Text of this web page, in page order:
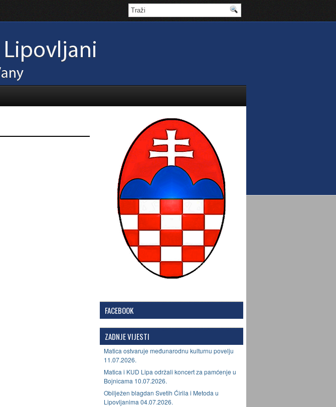
FACEBOOK
ZADNJE VIJESTI
Matica ostvaruje međunarodnu kulturnu povelju
11.07.2026.
Matica i KUD Lipa održali koncert za pamćenje u
Bojnicama 10.07.2026.
Obilježen blagdan Svetih Ćirila i Metoda u
Lipovljanima 04.07.2026.